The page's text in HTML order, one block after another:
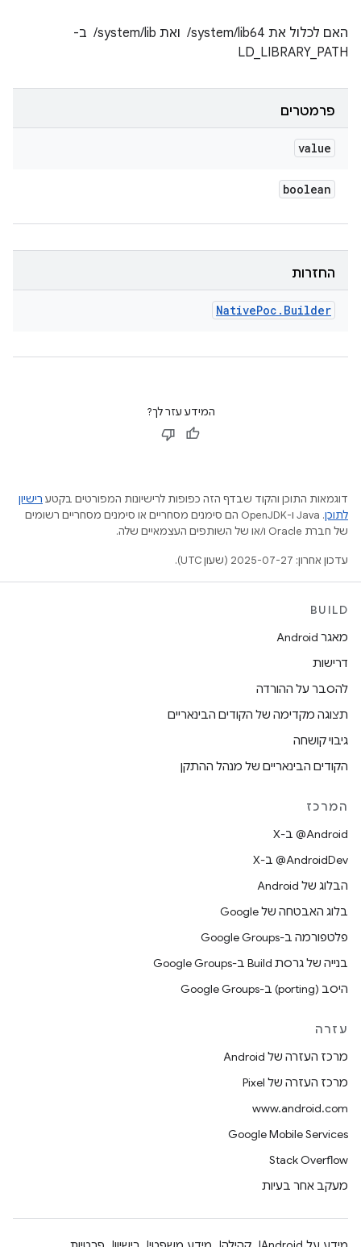
האם לכלול את ‎ /system/lib64 ואת ‎ /system/lib ב-
LD_LIBRARY_PATH
פרמטרים
value
boolean
החזרות
NativePoc . Builder
המידע עזר לך?
דוגמאות התוכן והקוד שבדף הזה כפופות לרישיונות המפורטים בקטע רישיון
לתוכן
.‏ Java ו-OpenJDK הם סימנים מסחריים או סימנים מסחריים רשומים
של חברת Oracle ו/או של השותפים העצמאיים שלה.
עדכון אחרון: 2025-07-27 (שעון UTC).
BUILD
מאגר Android
דרישות
להסבר על ההורדה
תצוגה מקדימה של הקודים הבינאריים
גיבוי קושחה
הקודים הבינאריים של מנהל ההתקן
המרכז
‫‎@Android ב-X
‫‎@AndroidDev ב-X
הבלוג של Android
בלוג האבטחה של Google
פלטפורמה ב-Google Groups
בנייה של גרסת Build ב-Google Groups
היסב (porting) ב-Google Groups
עזרה
מרכז העזרה של Android
מרכז העזרה של Pixel
www.android.com
Google Mobile Services
Stack Overflow
מעקב אחר בעיות